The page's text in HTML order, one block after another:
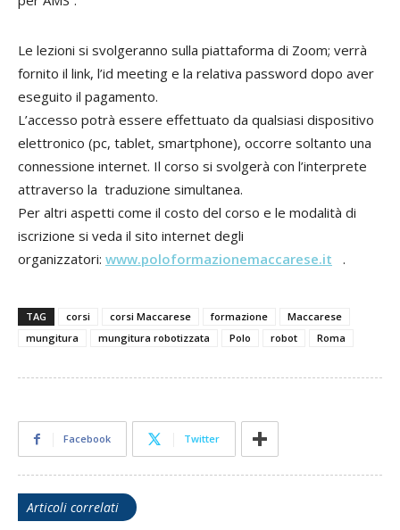
Le lezioni si svolgeranno sulla piattaforma di Zoom; verrà
fornito il link, l’id meeting e la relativa password dopo aver
eseguito il pagamento.
L’accesso potrà essere effettuato da qualsiasi dispositivo
elettronico (pc, tablet, smartphone), occorre soltanto una
connessione internet. Il corso si svolgerà con l’interprete
attraverso la traduzione simultanea.
Per altri aspetti come il costo del corso e le modalità di
iscrizione si veda il sito internet degli
organizzatori: www.poloformazionemaccarese.it .
TAG corsi corsi Maccarese formazione
Maccarese
mungitura
mungitura robotizzata Polo robot Roma
Facebook Twitter
Articoli correlati